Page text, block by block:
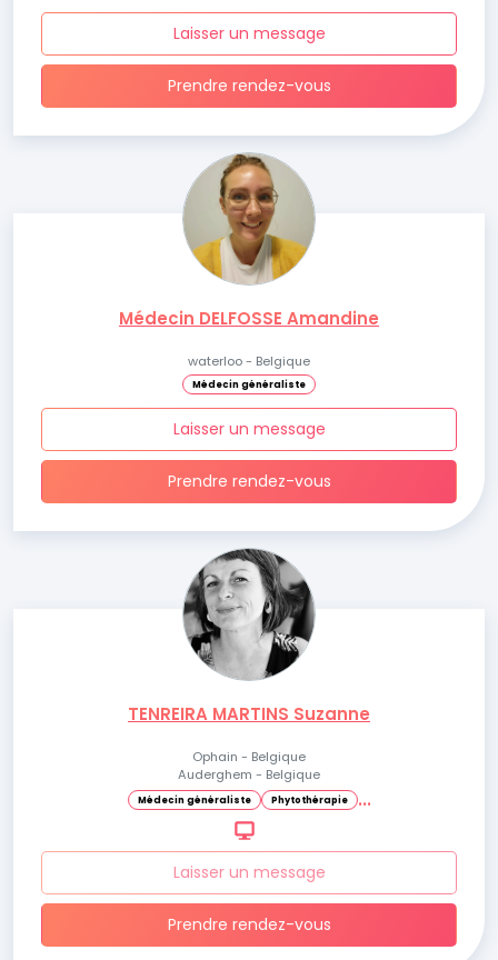
Laisser un message
Prendre rendez-vous
Médecin DELFOSSE Amandine
waterloo - Belgique
Médecin généraliste
Laisser un message
Prendre rendez-vous
TENREIRA MARTINS Suzanne
Ophain - Belgique
Auderghem - Belgique
Médecin généraliste Phytothérapie ...
Laisser un message
Prendre rendez-vous